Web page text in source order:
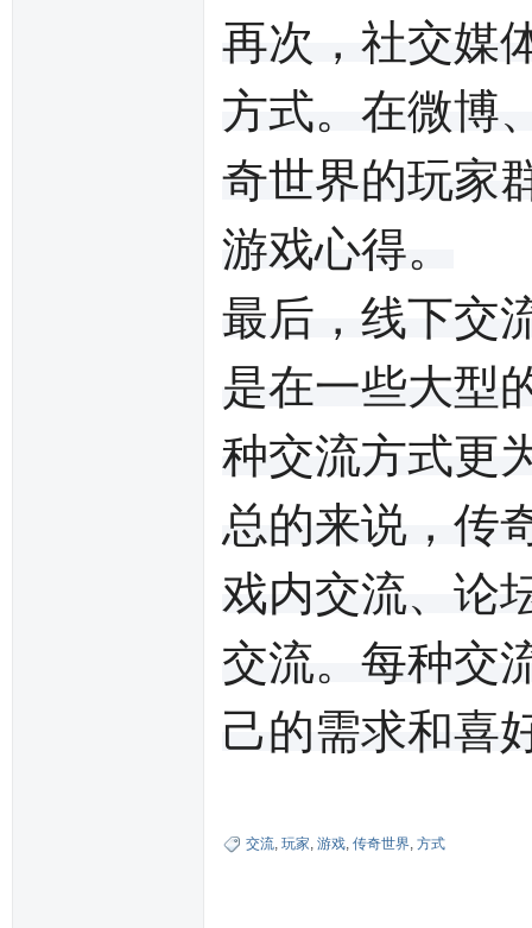
再次，社交媒
方式。在微博
奇世界的玩家
游戏心得。
最后，线下交
是在一些大型
种交流方式更
总的来说，传
戏内交流、论
交流。每种交
己的需求和喜
交流, 玩家, 游戏, 传奇世界, 方式